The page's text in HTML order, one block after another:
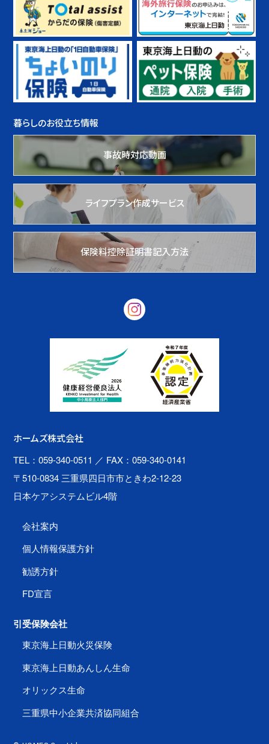
暮らしのお役立ち情報
事故時対応動画
ライフプラン作成サービス
保険料控除証明書記入方法
ホームズ株式会社
TEL：059-340-0511 ／ FAX：059-340-0141
〒510-0834 三重県四日市市ときわ2-12-23
日本ケアシステムビル4階
会社案内
個人情報保護方針
勧誘方針
FD宣言
引受保険会社
東京海上日動火災保険
東京海上日動あんしん生命
オリックス生命
三重県中小企業共済協同組合